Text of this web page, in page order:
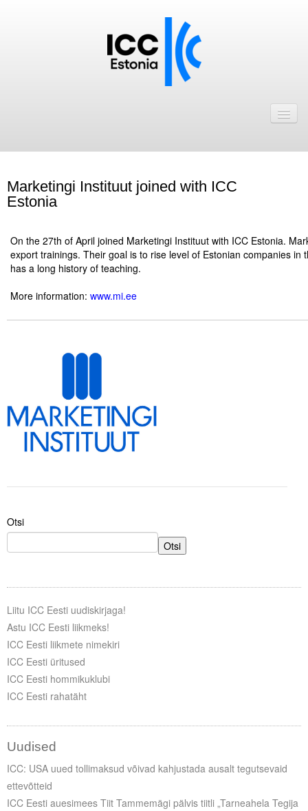
ICC Eesti liikmebaas
Astu ICC Eesti liikmeks!
Arvamus
Viidad
ICC WBO
ICC komisjonid
Liitu meililistiga
Oskusteave
Incoterms® 2020
Projektid
Marketingi Instituut joined with ICC
Estonia
On the 27th of April joined Marketingi Instituut with ICC Estonia.
export trainings. Their goal is to rise level of Estonian companies in
has a long history of teaching.
More information: www.mi.ee
Otsi
Otsi
Liitu ICC Eesti uudiskirjaga!
Astu ICC Eesti liikmeks!
ICC Eesti liikmete nimekiri
ICC Eesti üritused
ICC Eesti hommikuklubi
ICC Eesti rahatäht
Uudised
ICC: USA uued tollimaksud võivad kahjustada ausalt tegutsevaid
ettevõtteid
ICC Eesti auesimees Tiit Tammemägi pälvis tiitli „Tarneahela Tegija